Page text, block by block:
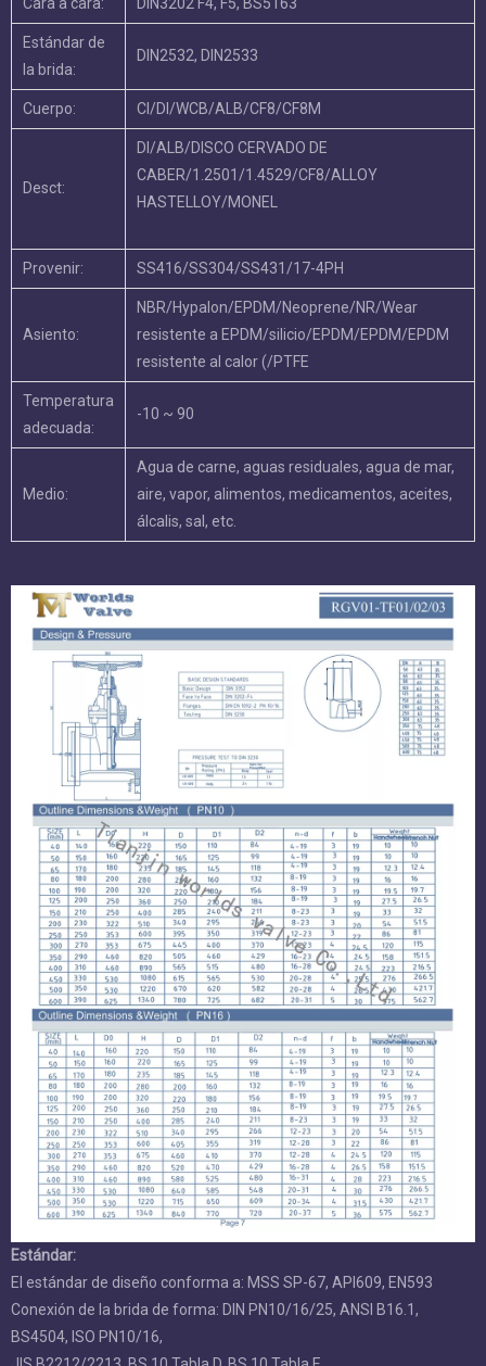
Serie
Válvula de compuerta sentada resiliente de tallo
sin revestimiento de tallo sin altura
DN40-DN1200
Estándar de
GB/T 12232-2005 DIN3352, EN593, MSS SP-67
Cara a cara: DIN3202 F4, F5, BS5163
Estándar de
la brida:
DIN2532, DIN2533
CI/DI/WCB/ALB/CF8/CF8M
Desct:
DI/ALB/DISCO CERVADO DE
CABER/1.2501/1.4529/CF8/ALLOY
HASTELLOY/MONEL
Provenir: SS416/SS304/SS431/17-4PH
Asiento:
NBR/Hypalon/EPDM/Neoprene/NR/Wear
resistente a EPDM/silicio/EPDM/EPDM/EPDM
resistente al calor (/PTFE
Temperatura
adecuada:
-10 ~ 90
Medio:
Agua de carne, aguas residuales, agua de mar,
aire, vapor, alimentos, medicamentos, aceites,
álcalis, sal, etc.